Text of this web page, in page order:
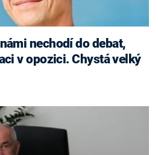
nechodí do debat,
v opozici. Chystá velký